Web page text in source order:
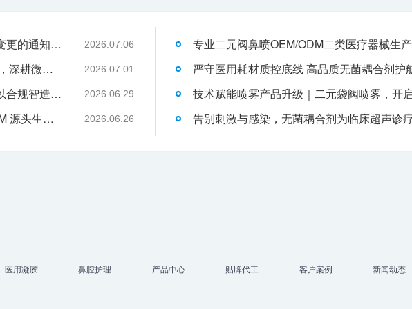
关于消毒型医用超声耦合剂外包装装箱方式变更的通知-武汉耦合医学 2026.07.06
武汉耦合医学：聚焦一次性切口保护套OEM，深耕微创耗材定制代工领域 2026.07.01
液体伤口敷料代工行业升级，武汉耦合医学以合规智造赋能品牌发展 2026.06.29
武汉耦合医学｜专业二类妇科凝胶 OEM/ODM 源头生产厂家 2026.06.26
医用凝胶 鼻腔护理 产品中心 贴牌代工 客户案例 新闻动态